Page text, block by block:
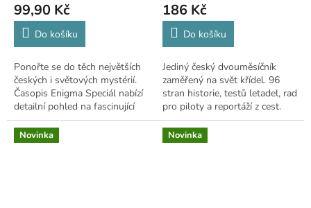
99,90 Kč
Do košíku
Ponořte se do těch největších
českých i světových mystérií.
Časopis Enigma Speciál nabízí
detailní pohled na fascinující
záhady, tajemná místa a
nevyřešené události pro
všechny,...
186 Kč
Do košíku
Jediný český dvouměsíčník
zaměřený na svět křídel. 96
stran historie, testů letadel, rad
pro piloty a reportáží z cest.
Novinka Novinka